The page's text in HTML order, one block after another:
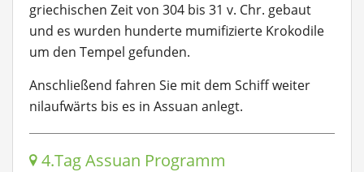
griechischen Zeit von 304 bis 31 v. Chr. gebaut
und es wurden hunderte mumifizierte Krokodile
um den Tempel gefunden.
Anschließend fahren Sie mit dem Schiff weiter
nilaufwärts bis es in Assuan anlegt.
4.Tag Assuan Programm